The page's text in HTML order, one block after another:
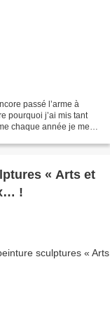
passé l’arme à
pourquoi j’ai mis tant
chaque année je me
« Arts et
!